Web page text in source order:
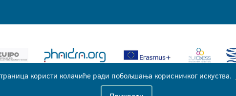
користи колачиће ради побољшања корисничког искуства.